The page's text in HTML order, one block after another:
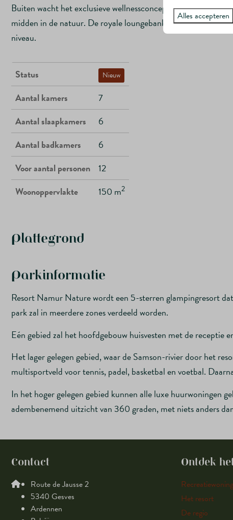
Buiten wacht het exclusieve wellnessconcept: een
midden in de natuur. De royale loungebank en BBQ maken
niveau.
Status Nieuw
Aantal kamers
7
Aantal slaapkamers
6
Aantal badkamers
6
Voor aantal personen 12
Woonoppervlakte
150 m2
Plattegrond
Parkinformatie
Resort Namur Nature wordt een 5-sterren glampingresort
park zal in meerdere zones verdeeld worden.
Eén gebied zal het hoofdgebouw huisvesten met de receptie
Het lager gelegen gebied, waar de Samson-rivier door het
multisportveld voor tennis, padel, basketbal en voetbal.
In het hoger gelegen gebied kunnen alle luxe huurwoningen
adembenemend uitzicht van 360 graden, met niets anders
Contact
Route de Jausse 2
5340 Gesves
Ardennen
Ontdek
Het resort
De regio
Alles accepteren